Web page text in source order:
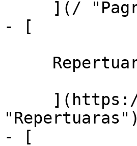
- [
"Repertuaras")
- [